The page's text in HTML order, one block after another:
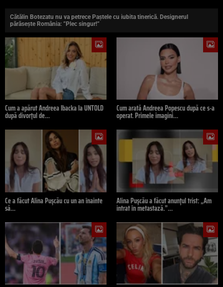
Cătălin Botezatu nu va petrece Paștele cu iubita tinerică. Designerul
părăsește România: ”Plec singur!”
Cum a apărut Andreea Ibacka la UNTOLD
după divorțul de…
Cum arată Andreea Popescu după ce s-a
operat. Primele imagini…
Ce a făcut Alina Pușcău cu un an înainte
să…
Alina Pușcău a făcut anunțul trist: „Am
intrat în metastază.”…